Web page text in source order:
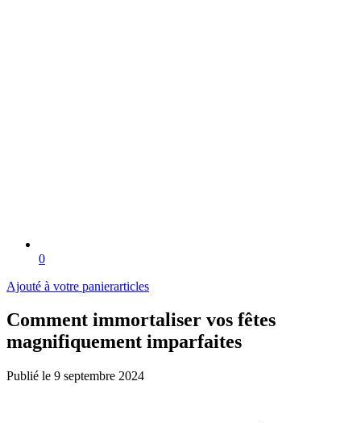
0
Ajouté à votre panierarticles
Comment immortaliser vos fêtes
magnifiquement imparfaites
Publié le 9 septembre 2024